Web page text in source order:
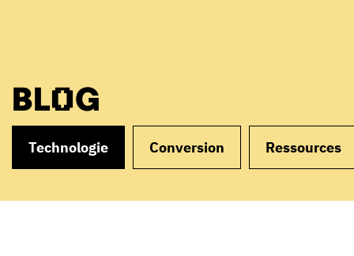
BLOG
Technologie Conversion Ressources